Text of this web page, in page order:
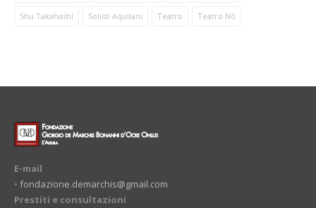
Shu Takahashi Solisti Aquilani Teatro Teatro Nō
E-mail
• fondazione.demarchis@gmail.com
Prestiti e consultazioni